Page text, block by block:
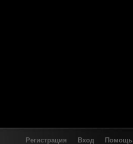
Регистрация Вход Помощь